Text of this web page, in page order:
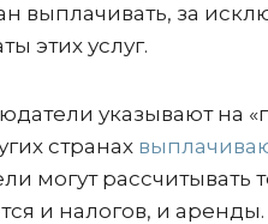
выплачивать, за
этих услуг.
указывают на
странах
могут рассчитывать
и налогов, и